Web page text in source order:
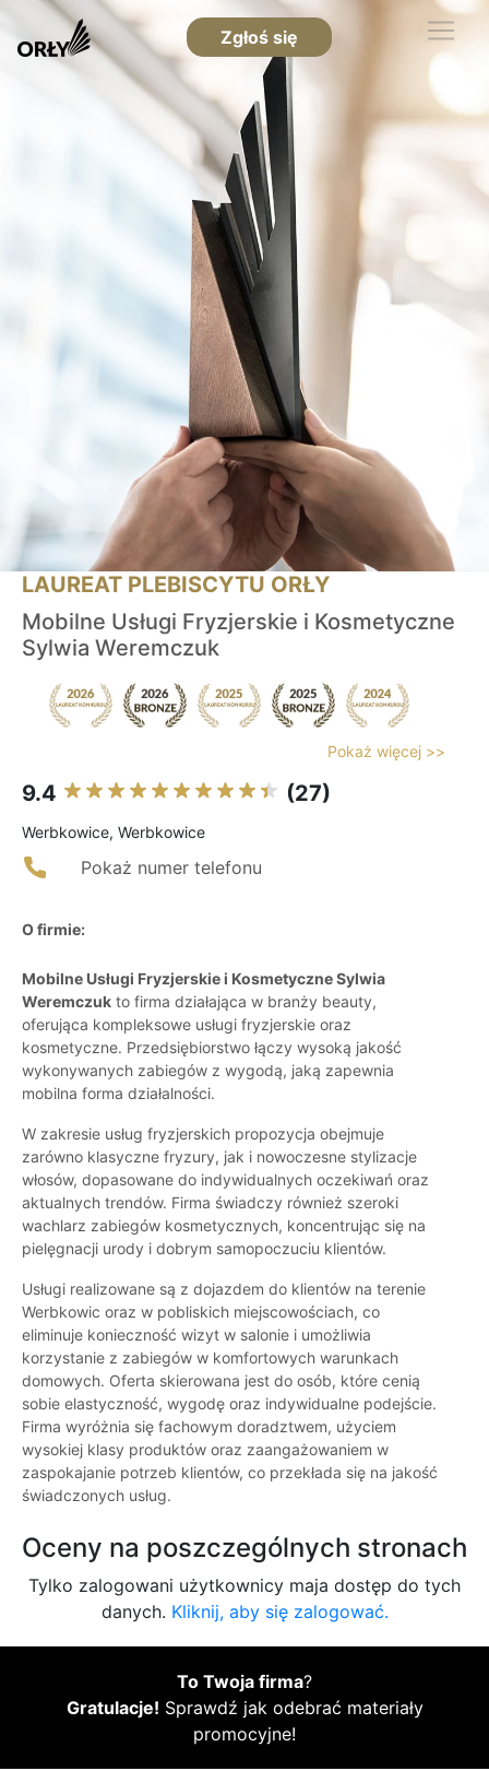
Zgłoś się
LAUREAT PLEBISCYTU ORŁY
Mobilne Usługi Fryzjerskie i Kosmetyczne
Sylwia Weremczuk
Pokaż więcej >>
9.4 (27)
Werbkowice, Werbkowice
Pokaż numer telefonu
O firmie:
Mobilne Usługi Fryzjerskie i Kosmetyczne Sylwia
Weremczuk to firma działająca w branży beauty,
oferująca kompleksowe usługi fryzjerskie oraz
kosmetyczne. Przedsiębiorstwo łączy wysoką jakość
wykonywanych zabiegów z wygodą, jaką zapewnia
mobilna forma działalności.
W zakresie usług fryzjerskich propozycja obejmuje
zarówno klasyczne fryzury, jak i nowoczesne stylizacje
włosów, dopasowane do indywidualnych oczekiwań oraz
aktualnych trendów. Firma świadczy również szeroki
wachlarz zabiegów kosmetycznych, koncentrując się na
pielęgnacji urody i dobrym samopoczuciu klientów.
Usługi realizowane są z dojazdem do klientów na terenie
Werbkowic oraz w pobliskich miejscowościach, co
eliminuje konieczność wizyt w salonie i umożliwia
korzystanie z zabiegów w komfortowych warunkach
domowych. Oferta skierowana jest do osób, które cenią
sobie elastyczność, wygodę oraz indywidualne podejście.
Firma wyróżnia się fachowym doradztwem, użyciem
wysokiej klasy produktów oraz zaangażowaniem w
zaspokajanie potrzeb klientów, co przekłada się na jakość
świadczonych usług.
Oceny na poszczególnych stronach
Tylko zalogowani użytkownicy maja dostęp do tych
danych. Kliknij, aby się zalogować.
To Twoja firma?
Gratulacje! Sprawdź jak odebrać materiały
promocyjne!